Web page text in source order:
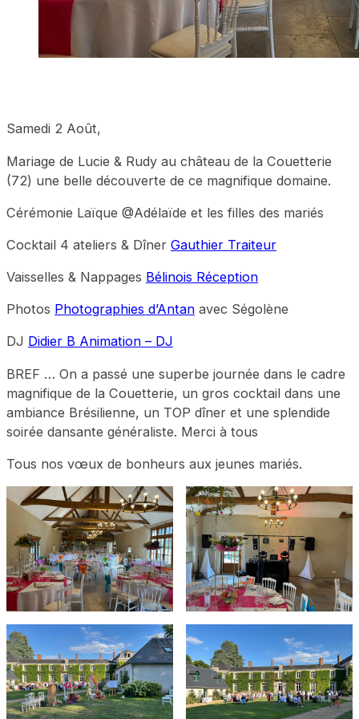
Samedi 2 Août,
Mariage de Lucie & Rudy au château de la Couetterie
(72) une belle découverte de ce magnifique domaine.
Cérémonie Laïque @Adélaïde et les filles des mariés
Cocktail 4 ateliers & Dîner Gauthier Traiteur
Vaisselles & Nappages Bélinois Réception
Photos Photographies d’Antan avec Ségolène
DJ Didier B Animation – DJ
BREF … On a passé une superbe journée dans le cadre
magnifique de la Couetterie, un gros cocktail dans une
ambiance Brésilienne, un TOP dîner et une splendide
soirée dansante généraliste. Merci à tous
Tous nos vœux de bonheurs aux jeunes mariés.